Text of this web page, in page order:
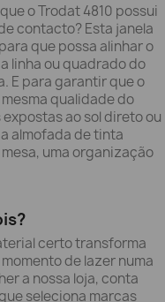
o Trodat 4810 possui
contacto? Esta janela
que possa alinhar o
linha ou quadrado do
E para garantir que o
qualidade do
ao sol direto ou
almofada de tinta
uma organização
certo transforma
de lazer numa
a nossa loja, conta
seleciona marcas